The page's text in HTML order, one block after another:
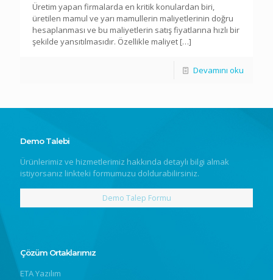
Üretim yapan firmalarda en kritik konulardan biri,
üretilen mamul ve yarı mamullerin maliyetlerinin doğru
hesaplanması ve bu maliyetlerin satış fiyatlarına hızlı bir
şekilde yansıtılmasıdır. Özellikle maliyet […]
Devamını oku
Demo Talebi
Ürünlerimiz ve hizmetlerimiz hakkında detaylı bilgi almak
istiyorsanız linkteki formumuzu doldurabilirsiniz.
Demo Talep Formu
Çözüm Ortaklarımız
ETA Yazılım